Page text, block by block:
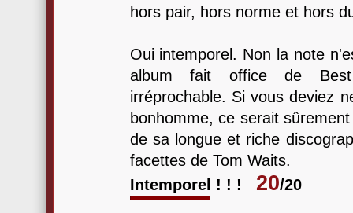
hors pair, hors norme et hors
Oui intemporel. Non la note
album fait office de
irréprochable. Si vous deviez
bonhomme, ce serait
de sa longue et riche
facettes de Tom Waits.
Intemporel ! ! !
20/20